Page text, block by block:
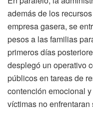
además de los
empresa gasera, se
pesos a las familias
primeros días
desplegó un operativo
públicos en tareas de
contención emocional
víctimas no